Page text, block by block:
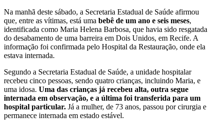
Na manhã deste sábado, a Secretaria Estadual de Saúde afirmou
que, entre as vítimas, está uma bebê de um ano e seis meses,
identificada como Maria Helena Barbosa, que havia sido resgatada
do desabamento de uma barreira em Dois Unidos, em Recife. A
informação foi confirmada pelo Hospital da Restauração, onde ela
estava internada.
Segundo a Secretaria Estadual de Saúde, a unidade hospitalar
recebeu cinco pessoas, sendo quatro crianças, incluindo Maria, e
uma idosa. Uma das crianças já recebeu alta, outra segue
internada em observação, e a última foi transferida para um
hospital particular. Já a mulher, de 73 anos, passou por cirurgia e
permanece internada em estado estável.